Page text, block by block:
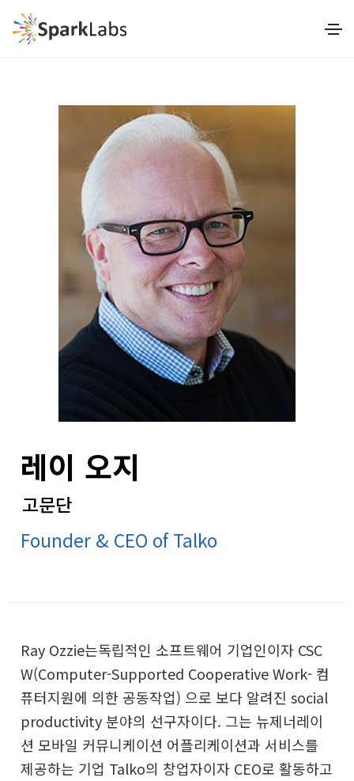
레이 오지
고문단
Founder & CEO of Talko
Ray Ozzie는독립적인 소프트웨어 기업인이자 CSC
W(Computer-Supported Cooperative Work- 컴
퓨터지원에 의한 공동작업) 으로 보다 알려진 social
productivity 분야의 선구자이다. 그는 뉴제너레이
션 모바일 커뮤니케이션 어플리케이션과 서비스를
제공하는 기업 Talko의 창업자이자 CEO로 활동하고